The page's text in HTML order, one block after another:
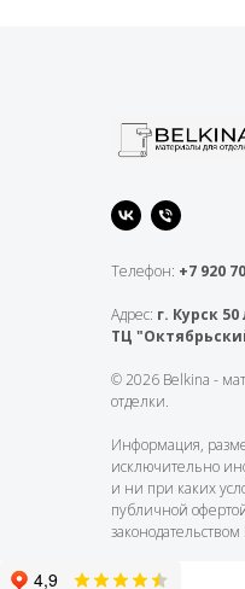
Телефон: +7 920
Адрес: г. Курск
ТЦ
© 2026 Belkina -
отделки.
Информация,
исключительно
и ни при каких
публичной